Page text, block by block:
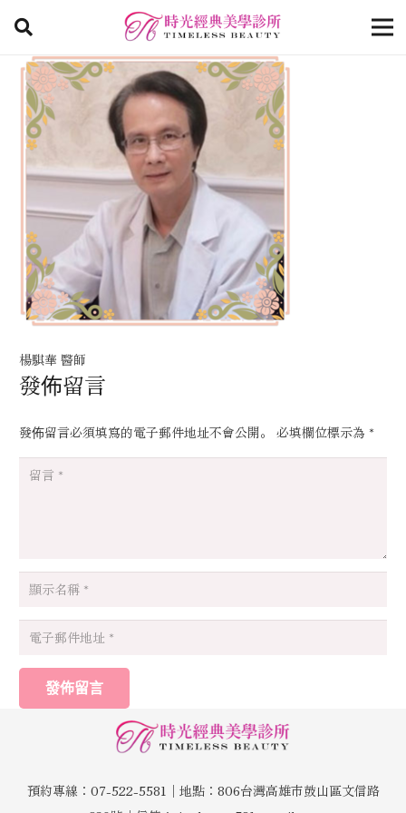
楊騏華 醫師
發佈留言
發佈留言必須填寫的電子郵件地址不會公開。 必填欄位標示為 *
發佈留言
預約專線：07-522-5581│地點：806台灣高雄市鼓山區文信路